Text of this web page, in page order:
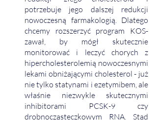
potrzebuje jego dalszej redukcji
nowoczesną farmakologią. Dlatego
chcemy rozszerzyć program KOS-
zawał, by mógł skutecznie
monitorować i leczyć chorych z
hipercholesterolemią nowoczesnymi
lekami obniżającymi cholesterol - już
nie tylko statynami i ezetymibem, ale
właśnie niezwykle skutecznymi
inhibitorami PCSK-9 czy
drobnocząsteczkowym RNA. Stąd